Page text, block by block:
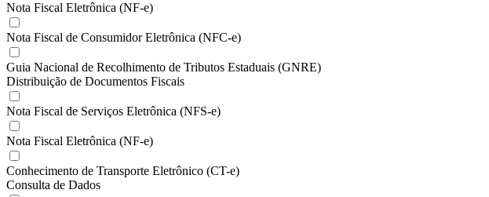
Nota Fiscal Eletrônica (NF-e)
Nota Fiscal de Consumidor Eletrônica (NFC-e)
Guia Nacional de Recolhimento de Tributos Estaduais (GNRE)
Distribuição de Documentos Fiscais
Nota Fiscal de Serviços Eletrônica (NFS-e)
Nota Fiscal Eletrônica (NF-e)
Conhecimento de Transporte Eletrônico (CT-e)
Consulta de Dados